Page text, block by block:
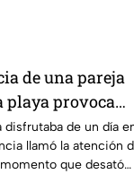
de una pareja
playa provoca
disfrutaba de un día
llamó la atención
que desató